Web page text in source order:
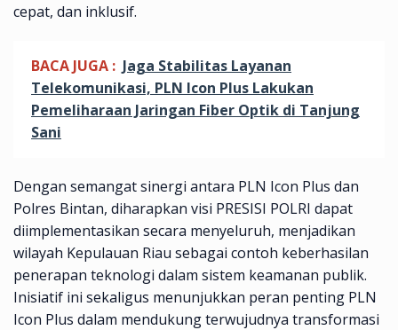
cepat, dan inklusif.
BACA JUGA : Jaga Stabilitas Layanan
Telekomunikasi, PLN Icon Plus Lakukan
Pemeliharaan Jaringan Fiber Optik di Tanjung
Sani
Dengan semangat sinergi antara PLN Icon Plus dan
Polres Bintan, diharapkan visi PRESISI POLRI dapat
diimplementasikan secara menyeluruh, menjadikan
wilayah Kepulauan Riau sebagai contoh keberhasilan
penerapan teknologi dalam sistem keamanan publik.
Inisiatif ini sekaligus menunjukkan peran penting PLN
Icon Plus dalam mendukung terwujudnya transformasi